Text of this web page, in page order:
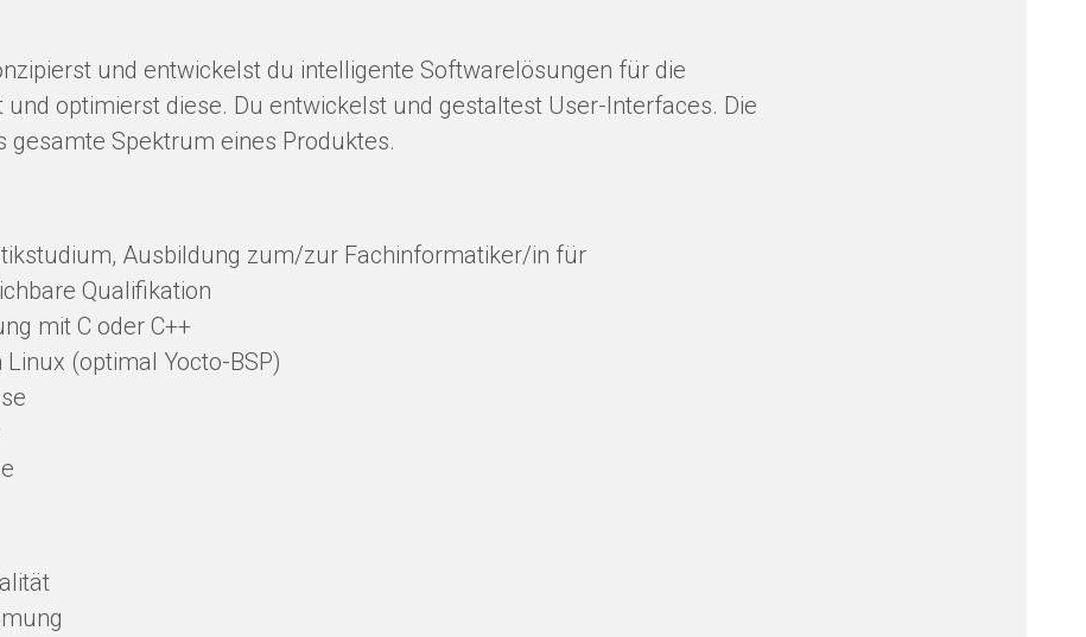
und entwickelst du intelligente Softwarelösungen für die
optimierst diese. Du entwickelst und gestaltest User-Interfaces. Die
gesamte Spektrum eines Produktes.
Ausbildung zum/zur Fachinformatiker/in für
Qualifikation
mit C oder C++
(optimal Yocto-BSP)